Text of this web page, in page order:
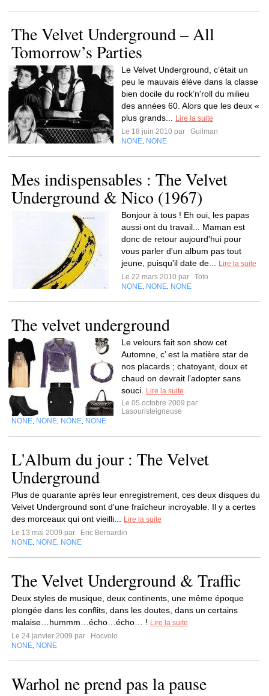
The Velvet Underground – All
Tomorrow’s Parties
Le Velvet Underground, c’était un
peu le mauvais élève dans la classe
bien docile du rock’n'roll du milieu
des années 60. Alors que les deux «
plus grands...
Lire la suite
Le 18 juin 2010 par
Guilman
NONE NONE
Mes indispensables : The Velvet
Underground & Nico (1967)
Bonjour à tous ! Eh oui, les papas
aussi ont du travail... Maman est
donc de retour aujourd'hui pour
vous parler d'un album pas tout
jeune, puisqu'il date de...
Lire la suite
Le 22 mars 2010 par
Toto
NONE NONE NONE
The velvet underground
Le velours fait son show cet
Automne, c’ est la matière star de
nos placards ; chatoyant, doux et
chaud on devrait l’adopter sans
souci.
Lire la suite
Le 05 octobre 2009 par
Lasouristeigneuse
NONE NONE NONE NONE
L'Album du jour : The Velvet
Underground
Plus de quarante après leur enregistrement, ces deux disques du
Velvet Underground sont d'une fraîcheur incroyable. Il y a certes
des morceaux qui ont vieilli...
Lire la suite
Le 13 mai 2009 par
Eric Bernardin
NONE NONE NONE
The Velvet Underground & Traffic
Deux styles de musique, deux continents, une même époque
plongée dans les conflits, dans les doutes, dans un certains
malaise…hummm…écho…écho… ! Lire la suite
Le 24 janvier 2009 par
Hocvolo
NONE NONE
Warhol ne prend pas la pause